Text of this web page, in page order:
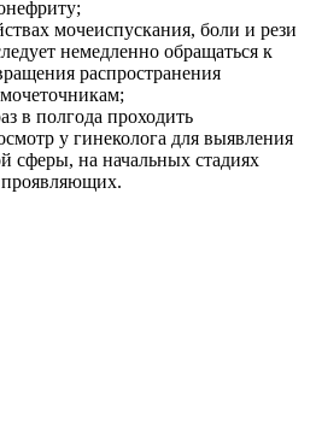
мочеиспускания, боли и рези
немедленно обращаться к
распространения
в полгода проходить
у гинеколога для выявления
сферы, на начальных стадиях
проявляющих.